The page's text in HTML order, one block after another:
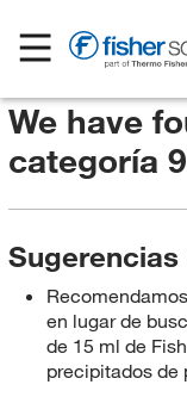
We have
categoría
en lugar de
de 15 ml de
precipitados de